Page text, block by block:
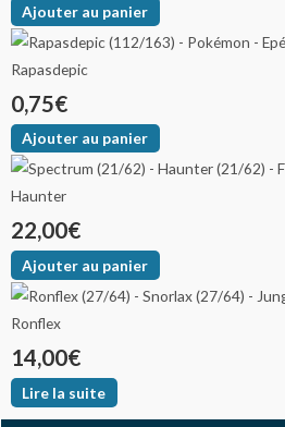
Ajouter au panier
Rapasdepic
0,75€
Ajouter au panier
Haunter
22,00€
Ajouter au panier
Ronflex
14,00€
Lire la suite